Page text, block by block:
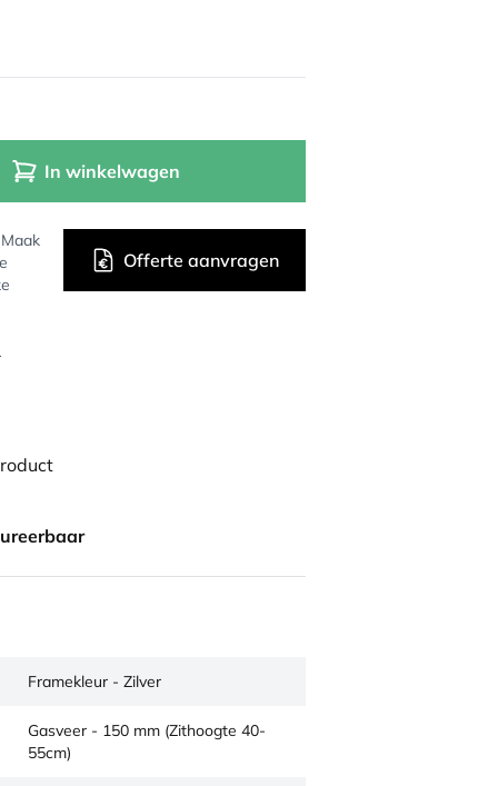
In winkelwagen
Offerte aanvragen
Framekleur - Zilver
Gasveer - 150 mm (Zithoogte 40-
55cm)